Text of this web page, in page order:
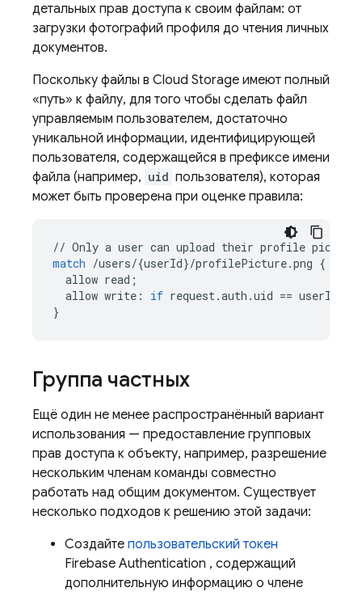
детальных прав доступа к своим файлам: от
загрузки фотографий профиля до чтения личных
документов.
Поскольку файлы в Cloud Storage имеют полный
«путь» к файлу, для того чтобы сделать файл
управляемым пользователем, достаточно
уникальной информации, идентифицирующей
пользователя, содержащейся в префиксе имени
файла (например, uid пользователя), которая
может быть проверена при оценке правила:
// Only a user can upload their profile picture
match /users/{userId}/profilePicture.png {
allow read ;
allow write : if request.auth .uid == userId
}
Группа частных
Ещё один не менее распространённый вариант
использования — предоставление групповых
прав доступа к объекту, например, разрешение
нескольким членам команды совместно
работать над общим документом. Существует
несколько подходов к решению этой задачи:
Создайте пользовательский токен
Firebase Authentication , содержащий
дополнительную информацию о члене